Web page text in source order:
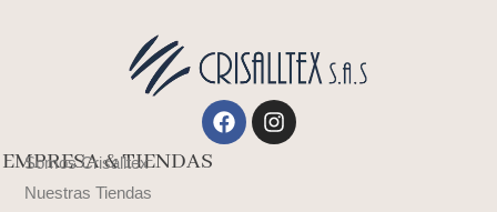
FacebookInstagram
EMPRESA & TIENDAS
Somos Crisalltex
Nuestras Tiendas